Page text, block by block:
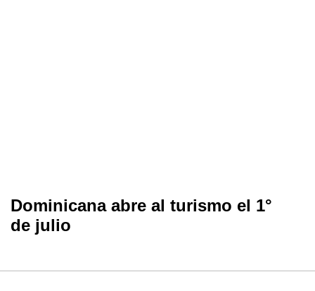
Dominicana abre al turismo el 1°
de julio